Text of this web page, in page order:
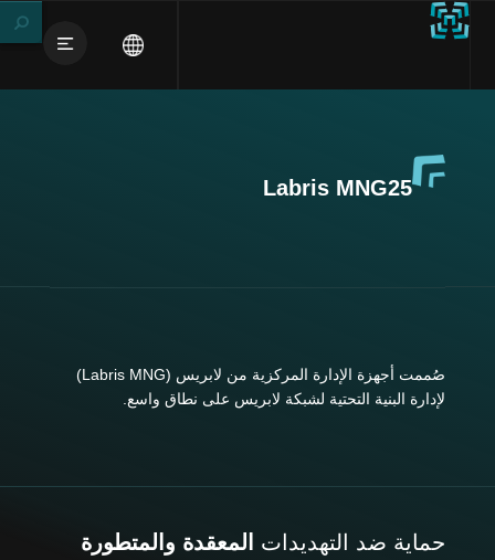
Labris MNG25
صُممت أجهزة الإدارة المركزية من لابريس (Labris MNG)
لإدارة البنية التحتية لشبكة لابريس على نطاق واسع.
حماية ضد التهديدات المعقدة والمتطورة